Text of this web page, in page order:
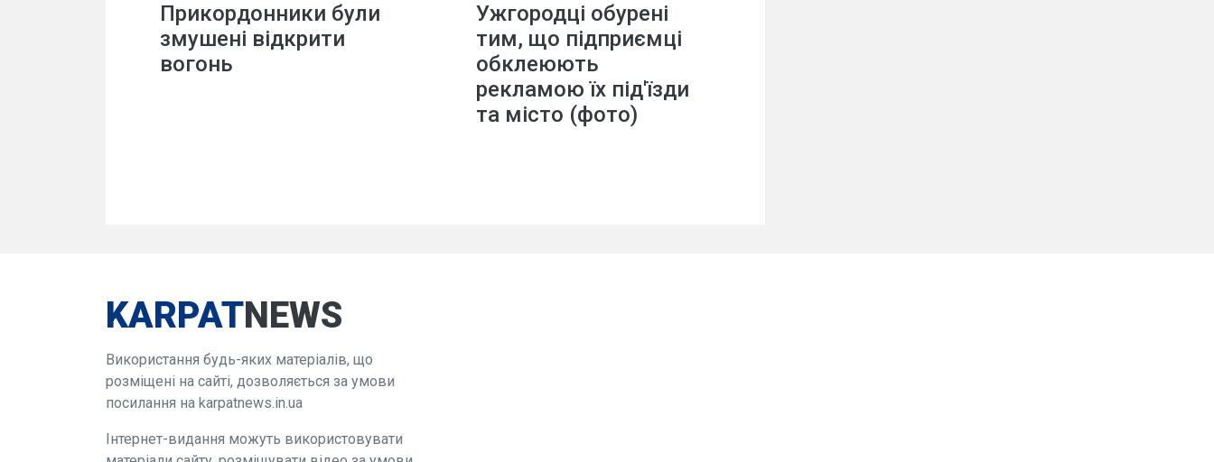
Прикордонники були
змушені відкрити
вогонь
Ужгородці обурені
тим, що підприємці
обклеюють
рекламою їх під'їзди
та місто (фото)
KARPATNEWS
Використання будь-яких матеріалів, що
розміщені на сайті, дозволяється за умови
посилання на karpatnews.in.ua
Інтернет-видання можуть використовувати